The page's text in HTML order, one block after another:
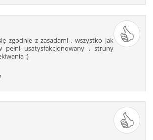
zgodnie z zasadami , wszystko jak
pełni usatysfakcjonowany , struny
:)